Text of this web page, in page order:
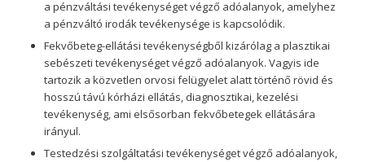
a pénzváltási tevékenységet végző adóalanyok, amelyhez
a pénzváltó irodák tevékenysége is kapcsolódik.
Fekvőbeteg-ellátási tevékenységből kizárólag a plasztikai
sebészeti tevékenységet végző adóalanyok. Vagyis ide
tartozik a közvetlen orvosi felügyelet alatt történő rövid és
hosszú távú kórházi ellátás, diagnosztikai, kezelési
tevékenység, ami elsősorban fekvőbetegek ellátására
irányul.
Testedzési szolgáltatási tevékenységet végző adóalanyok,